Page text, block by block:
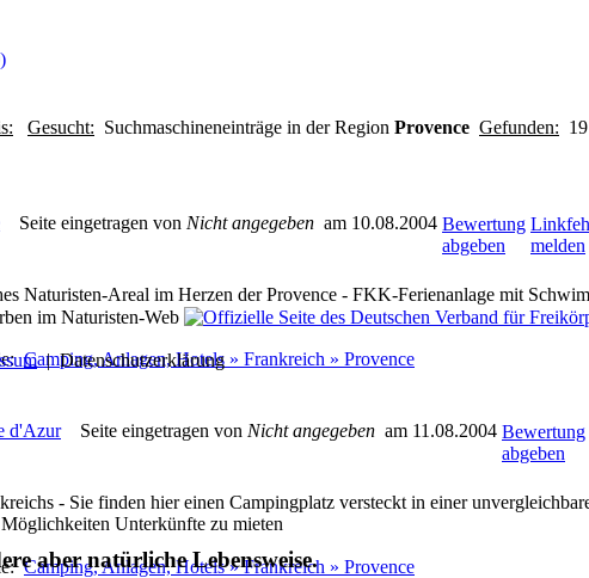
Gesucht: Suchmaschineneinträge in der Region Provence Gefunden:
Seite eingetragen von Nicht angegeben am 10.08.2004 Bewertung
abgeben
melden
Naturisten-Areal im Herzen der Provence - FKK-Ferienanlage mit
Camping, Anlagen, Hotels » Frankreich » Provence
d'AzurSeite eingetragen von Nicht angegeben am 11.08.2004 Bewertung
abgeben
- Sie finden hier einen Campingplatz versteckt in einer
Unterkünfte zu mieten
Camping, Anlagen, Hotels » Frankreich » Provence
aber natürliche Lebensweise.
im Naturisten-Web
|Datenschutzerklärung